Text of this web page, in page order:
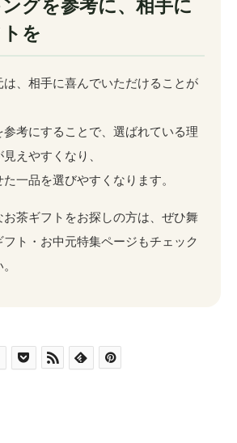
グを参考に、相手に
を
は、相手に喜んでいただけることが
参考にすることで、選ばれている理
えやすくなり、
一品を選びやすくなります。
茶ギフトをお探しの方は、ぜひ舞
ト・お中元特集ページもチェック